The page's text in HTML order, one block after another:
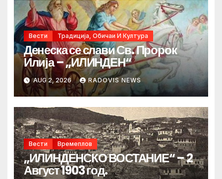
Вести Традиција, Обичаи И Култура
Денеска се слави Св. Пророк
Илија – „ИЛИНДЕН“
AUG 2, 2026 RADOVIS NEWS
Вести Времеплов
„ИЛИНДЕНСКО ВОСТАНИЕ“ – 2
Август 1903 год.